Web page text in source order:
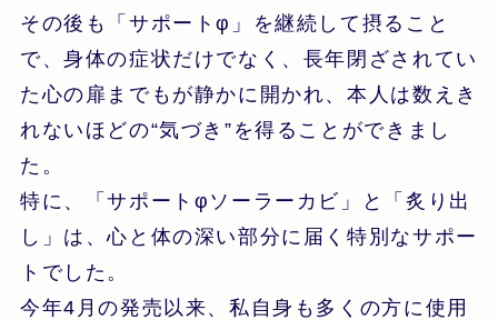
その後も「サポートφ」を継続して摂ること
で、身体の症状だけでなく、長年閉ざされてい
た心の扉までもが静かに開かれ、本人は数えき
れないほどの“気づき”を得ることができまし
た。
特に、「サポートφソーラーカビ」と「炙り出
し」は、心と体の深い部分に届く特別なサポー
トでした。
今年4月の発売以来、私自身も多くの方に使用